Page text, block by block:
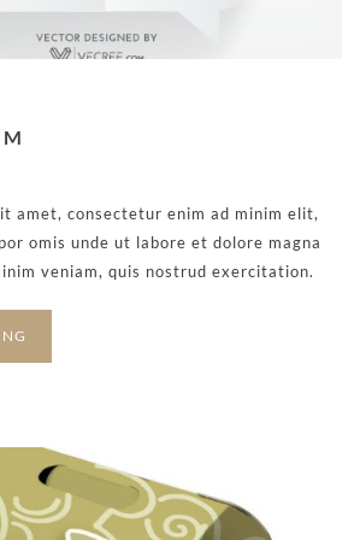
amet, consectetur enim ad minim elit,
omis unde ut labore et dolore magna
veniam, quis nostrud exercitation.